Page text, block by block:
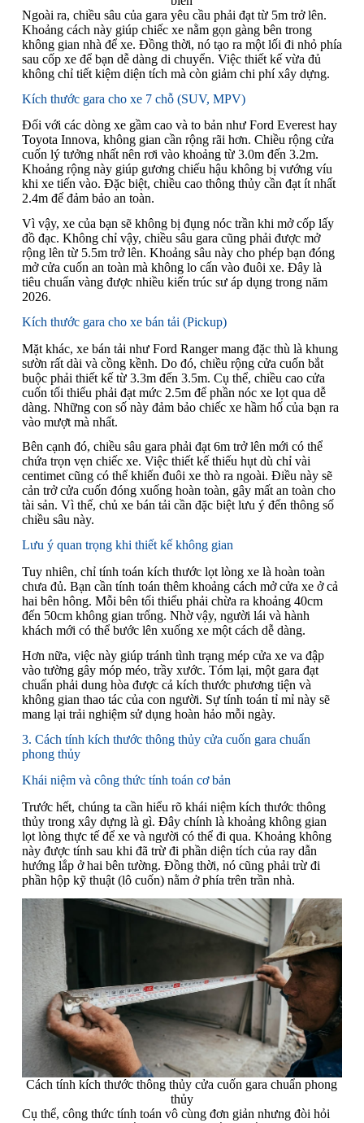
Ngoài ra, chiều sâu của gara yêu cầu phải đạt từ 5m trở lên.
Khoảng cách này giúp chiếc xe nằm gọn gàng bên trong
không gian nhà để xe. Đồng thời, nó tạo ra một lối đi nhỏ phía
sau cốp xe để bạn dễ dàng di chuyển. Việc thiết kế vừa đủ
không chỉ tiết kiệm diện tích mà còn giảm chi phí xây dựng.
Kích thước gara cho xe 7 chỗ (SUV, MPV)
Đối với các dòng xe gầm cao và to bản như Ford Everest hay
Toyota Innova, không gian cần rộng rãi hơn. Chiều rộng cửa
cuốn lý tưởng nhất nên rơi vào khoảng từ 3.0m đến 3.2m.
Khoảng rộng này giúp gương chiếu hậu không bị vướng víu
khi xe tiến vào. Đặc biệt, chiều cao thông thủy cần đạt ít nhất
2.4m để đảm bảo an toàn.
Vì vậy, xe của bạn sẽ không bị đụng nóc trần khi mở cốp lấy
đồ đạc. Không chỉ vậy, chiều sâu gara cũng phải được mở
rộng lên từ 5.5m trở lên. Khoảng sâu này cho phép bạn đóng
mở cửa cuốn an toàn mà không lo cấn vào đuôi xe. Đây là
tiêu chuẩn vàng được nhiều kiến trúc sư áp dụng trong năm
2026.
Kích thước gara cho xe bán tải (Pickup)
Mặt khác, xe bán tải như Ford Ranger mang đặc thù là khung
sườn rất dài và cồng kềnh. Do đó, chiều rộng cửa cuốn bắt
buộc phải thiết kế từ 3.3m đến 3.5m. Cụ thể, chiều cao cửa
cuốn tối thiểu phải đạt mức 2.5m để phần nóc xe lọt qua dễ
dàng. Những con số này đảm bảo chiếc xe hầm hố của bạn ra
vào mượt mà nhất.
Bên cạnh đó, chiều sâu gara phải đạt 6m trở lên mới có thể
chứa trọn vẹn chiếc xe. Việc thiết kế thiếu hụt dù chỉ vài
centimet cũng có thể khiến đuôi xe thò ra ngoài. Điều này sẽ
cản trở cửa cuốn đóng xuống hoàn toàn, gây mất an toàn cho
tài sản. Vì thế, chủ xe bán tải cần đặc biệt lưu ý đến thông số
chiều sâu này.
Lưu ý quan trọng khi thiết kế không gian
Tuy nhiên, chỉ tính toán kích thước lọt lòng xe là hoàn toàn
chưa đủ. Bạn cần tính toán thêm khoảng cách mở cửa xe ở cả
hai bên hông. Mỗi bên tối thiểu phải chừa ra khoảng 40cm
đến 50cm không gian trống. Nhờ vậy, người lái và hành
khách mới có thể bước lên xuống xe một cách dễ dàng.
Hơn nữa, việc này giúp tránh tình trạng mép cửa xe va đập
vào tường gây móp méo, trầy xước. Tóm lại, một gara đạt
chuẩn phải dung hòa được cả kích thước phương tiện và
không gian thao tác của con người. Sự tính toán tỉ mỉ này sẽ
mang lại trải nghiệm sử dụng hoàn hảo mỗi ngày.
3. Cách tính kích thước thông thủy cửa cuốn gara chuẩn
phong thủy
Khái niệm và công thức tính toán cơ bản
Trước hết, chúng ta cần hiểu rõ khái niệm kích thước thông
thủy trong xây dựng là gì. Đây chính là khoảng không gian
lọt lòng thực tế để xe và người có thể đi qua. Khoảng không
này được tính sau khi đã trừ đi phần diện tích của ray dẫn
hướng lắp ở hai bên tường. Đồng thời, nó cũng phải trừ đi
phần hộp kỹ thuật (lô cuốn) nằm ở phía trên trần nhà.
Cách tính kích thước thông thủy cửa cuốn gara chuẩn phong
thủy
Cụ thể, công thức tính toán vô cùng đơn giản nhưng đòi hỏi